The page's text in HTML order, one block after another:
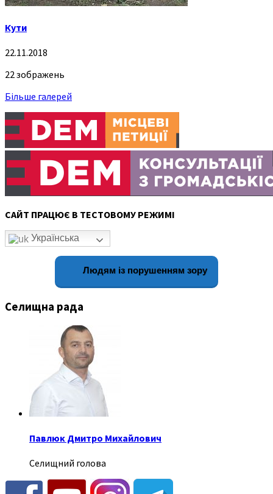
Кути
22.11.2018
22 зображень
Більше галерей
САЙТ ПРАЦЮЄ В ТЕСТОВОМУ РЕЖИМІ
Українська
Людям із порушенням зору
Селищна рада
Павлюк Дмитро Михайлович
Селищний голова